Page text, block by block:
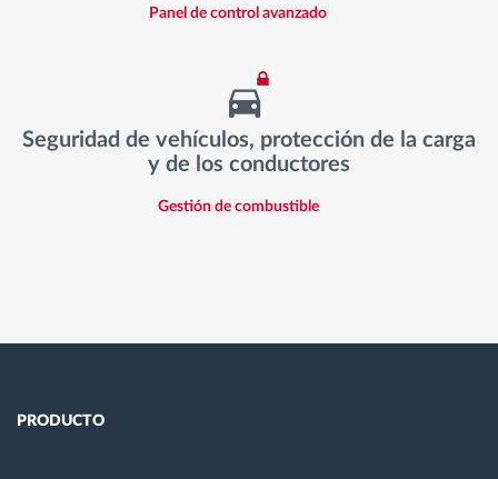
Panel de control avanzado
Seguridad de vehículos, protección de la carga
y de los conductores
Gestión de combustible
PRODUCTO